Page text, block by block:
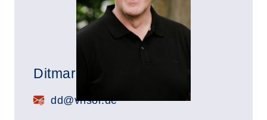
Ditmar Dölger
E-Mail:dd@vhsor.de